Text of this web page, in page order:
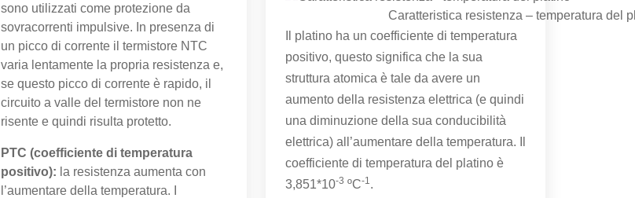
sono utilizzati come protezione da
sovracorrenti impulsive. In presenza di
un picco di corrente il termistore NTC
varia lentamente la propria resistenza e,
se questo picco di corrente è rapido, il
circuito a valle del termistore non ne
risente e quindi risulta protetto.
PTC (coefficiente di temperatura
positivo): la resistenza aumenta con
l’aumentare della temperatura. I
Caratteristica resistenza – temperatura del
Il platino ha un coefficiente di temperatura
positivo, questo significa che la sua
struttura atomica è tale da avere un
aumento della resistenza elettrica (e quindi
una diminuzione della sua conducibilità
elettrica) all’aumentare della temperatura. Il
coefficiente di temperatura del platino è
3,851*10-3 ºC-1.